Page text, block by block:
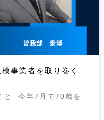
事業者を取り巻く
と 今年7月で70歳を